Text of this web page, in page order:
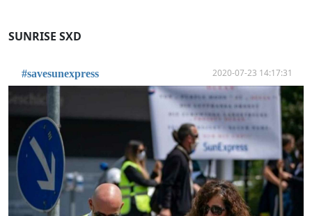
SUNRISE SXD
#savesunexpress 2020-07-23 14:17:31